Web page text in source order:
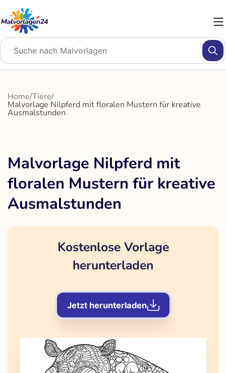
Inhalt
springen
Home/Tiere/
Malvorlage Nilpferd mit floralen Mustern für kreative
Ausmalstunden
Malvorlage Nilpferd mit
floralen Mustern für kreative
Ausmalstunden
Kostenlose Vorlage
herunterladen
Jetzt herunterladen